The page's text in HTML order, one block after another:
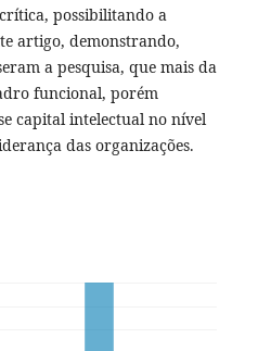
possibilitando a
artigo, demonstrando,
a pesquisa, que mais da
funcional, porém
capital intelectual no nível
das organizações.